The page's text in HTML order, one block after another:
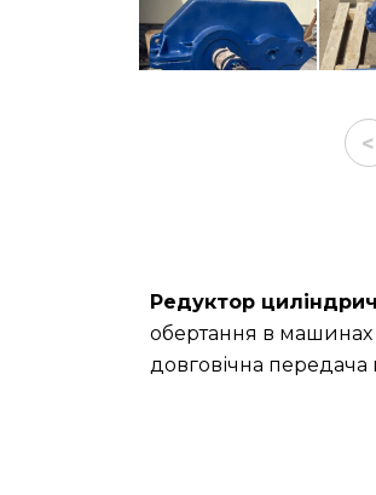
<
Редуктор
обертання в машинах
довговічна передача